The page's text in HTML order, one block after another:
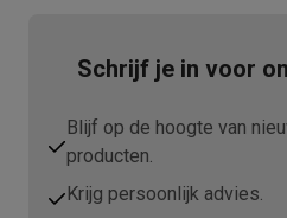
Schrijf je in voor
Blijf op de hoogte van
producten.
Krijg persoonlijk advies.